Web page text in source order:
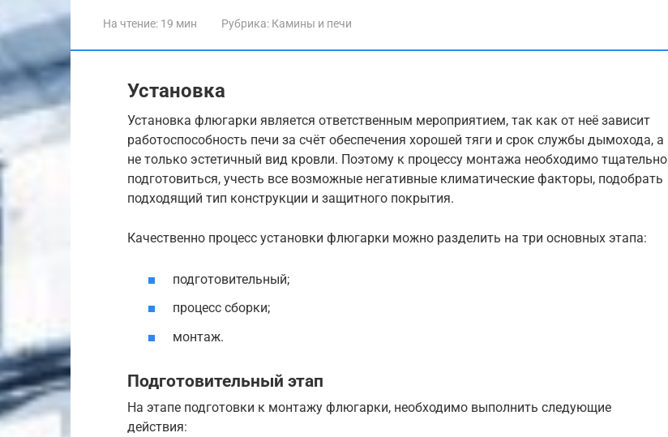
На чтение: 19 мин Рубрика: Камины и печи
Установка
Установка флюгарки является ответственным мероприятием, так как от неё зависит
работоспособность печи за счёт обеспечения хорошей тяги и срок службы дымохода, а
не только эстетичный вид кровли. Поэтому к процессу монтажа необходимо тщательно
подготовиться, учесть все возможные негативные климатические факторы, подобрать
подходящий тип конструкции и защитного покрытия.
Качественно процесс установки флюгарки можно разделить на три основных этапа:
подготовительный;
процесс сборки;
монтаж.
Подготовительный этап
На этапе подготовки к монтажу флюгарки, необходимо выполнить следующие
действия: